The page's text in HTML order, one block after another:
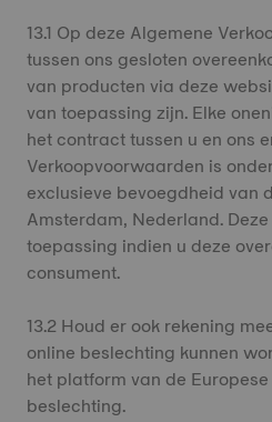
13.1 Op deze Algemene
tussen ons gesloten
van producten via deze
van toepassing zijn. Elke
het contract tussen u en ons
Verkoopvoorwaarden is
exclusieve bevoegdheid van
Amsterdam, Nederland.
toepassing indien u deze
consument.
13.2 Houd er ook rekening
online beslechting kunnen
het platform van de
beslechting.